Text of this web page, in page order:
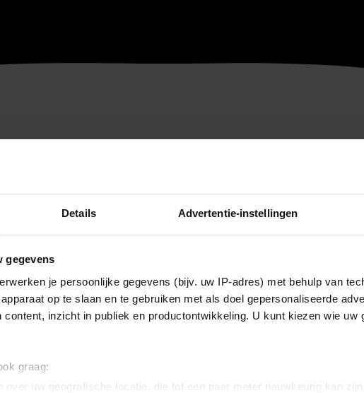
Details Advertentie-instellingen
gegevens
je persoonlijke gegevens (bijv. uw IP-adres) met behulp van
op te slaan en te gebruiken met als doel gepersonaliseerde
content, inzicht in publiek en productontwikkeling. U kunt kiezen wie uw
graag:
over uw geografische locatie, die tot een paar meter nauwkeurig kan zijn